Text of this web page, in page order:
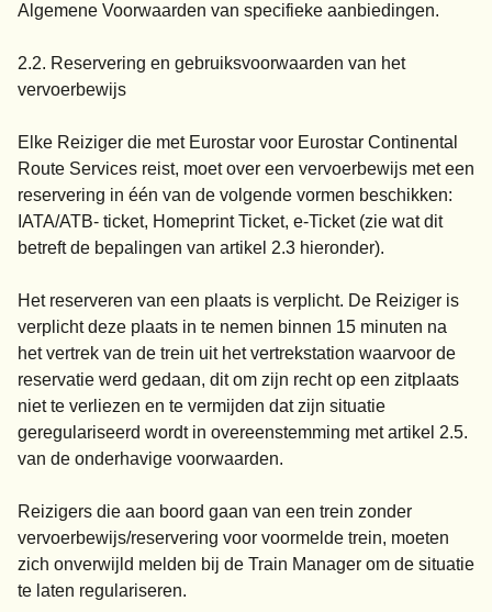
Algemene Voorwaarden van specifieke aanbiedingen.
2.2. Reservering en gebruiksvoorwaarden van het
vervoerbewijs
Elke Reiziger die met Eurostar voor Eurostar Continental
Route Services reist, moet over een vervoerbewijs met een
reservering in één van de volgende vormen beschikken:
IATA/ATB- ticket, Homeprint Ticket, e-Ticket (zie wat dit
betreft de bepalingen van artikel 2.3 hieronder).
Het reserveren van een plaats is verplicht. De Reiziger is
verplicht deze plaats in te nemen binnen 15 minuten na
het vertrek van de trein uit het vertrekstation waarvoor de
reservatie werd gedaan, dit om zijn recht op een zitplaats
niet te verliezen en te vermijden dat zijn situatie
geregulariseerd wordt in overeenstemming met artikel 2.5.
van de onderhavige voorwaarden.
Reizigers die aan boord gaan van een trein zonder
vervoerbewijs/reservering voor voormelde trein, moeten
zich onverwijld melden bij de Train Manager om de situatie
te laten regulariseren.